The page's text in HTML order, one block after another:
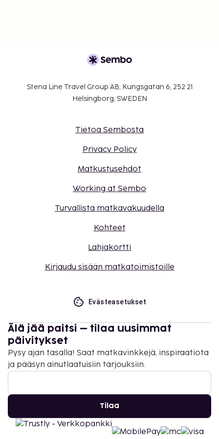
Stena Line Travel Group AB, Kungsgatan 6, 252 21
Helsingborg, SWEDEN
Tietoa Sembosta
Privacy Policy
Matkustusehdot
Working at Sembo
Turvallista matkavakuudella
Kohteet
Lahjakortti
Kirjaudu sisään matkatoimistoille
Evästeasetukset
Älä jää paitsi – tilaa uusimmat
päivitykset
Pysy ajan tasalla! Saat matkavinkkejä, inspiraatiota
ja pääsyn ainutlaatuisiin tarjouksiin.
Tilaa